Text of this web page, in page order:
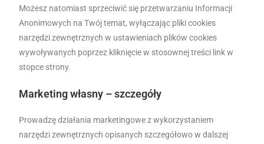
Możesz natomiast sprzeciwić się przetwarzaniu Informacji
Anonimowych na Twój temat, wyłączając pliki cookies
narzędzi zewnętrznych w ustawieniach plików cookies
wywoływanych poprzez kliknięcie w stosownej treści link w
stopce strony.
Marketing własny – szczegóły
Prowadzę działania marketingowe z wykorzystaniem
narzędzi zewnętrznych opisanych szczegółowo w dalszej